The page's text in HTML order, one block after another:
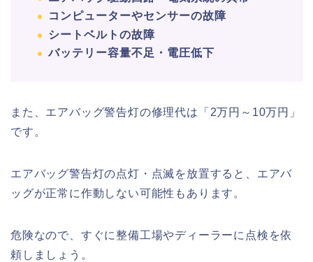
コンピューターやセンサーの故障
シートベルトの故障
バッテリー容量不足・電圧低下
また、エアバッグ警告灯の修理代は「2万円～10万円」
です。
エアバッグ警告灯の点灯・点滅を放置すると、エアバ
ッグが正常に作動しない可能性もあります。
危険なので、すぐに整備工場やディーラーに点検を依
頼しましょう。